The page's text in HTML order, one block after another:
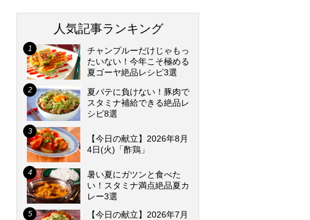
人気記事ランキング
チャンプルーだけじゃもっ
たいない！今年こそ極める
夏ゴーヤ絶品レシピ3選
夏バテに負けない！豚肉で
スタミナ補給できる絶品レ
シピ8選
【今日の献立】2026年8月
4日(火)「酢鶏」
暑い夏にガツンと食べた
い！スタミナ満点絶品夏カ
レー3選
【今日の献立】2026年7月